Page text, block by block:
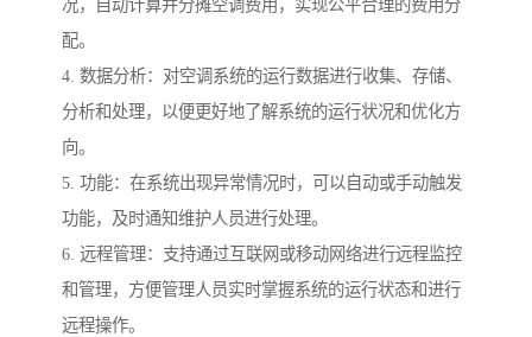
况，自动计算并分摊空调费用，实现公平合理的费用分
配。
4. 数据分析：对空调系统的运行数据进行收集、存储、
分析和处理，以便更好地了解系统的运行状况和优化方
向。
5. 功能：在系统出现异常情况时，可以自动或手动触发
功能，及时通知维护人员进行处理。
6. 远程管理：支持通过互联网或移动网络进行远程监控
和管理，方便管理人员实时掌握系统的运行状态和进行
远程操作。